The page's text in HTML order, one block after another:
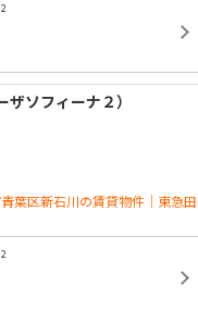
2
ソフィーナ２）
葉区新石川の賃貸物件｜東急田
2